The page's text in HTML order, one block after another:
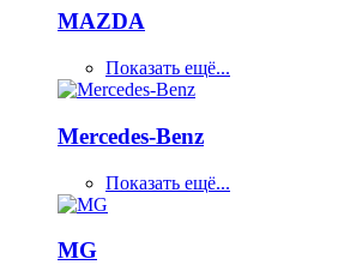
MAZDA
Показать ещё...
Mercedes-Benz
Показать ещё...
MG